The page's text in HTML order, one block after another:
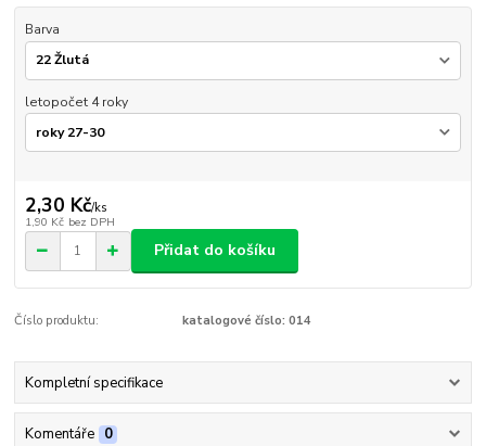
Barva
letopočet 4 roky
2,30 Kč/ks
1,90 Kč bez DPH
Přidat do košíku
Číslo produktu: katalogové číslo: 014
Kompletní specifikace
Komentáře 0